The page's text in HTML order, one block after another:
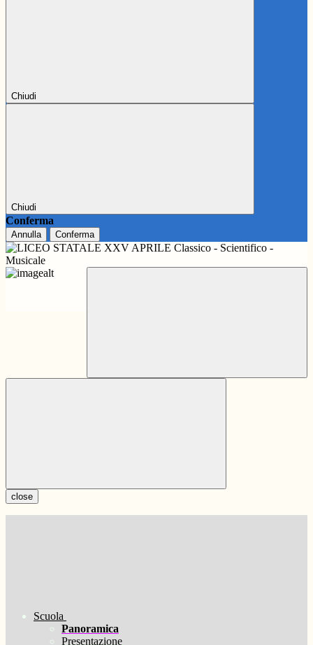
Chiudi
Chiudi
Conferma
Annulla Conferma
close
Scuola
Panoramica
Presentazione